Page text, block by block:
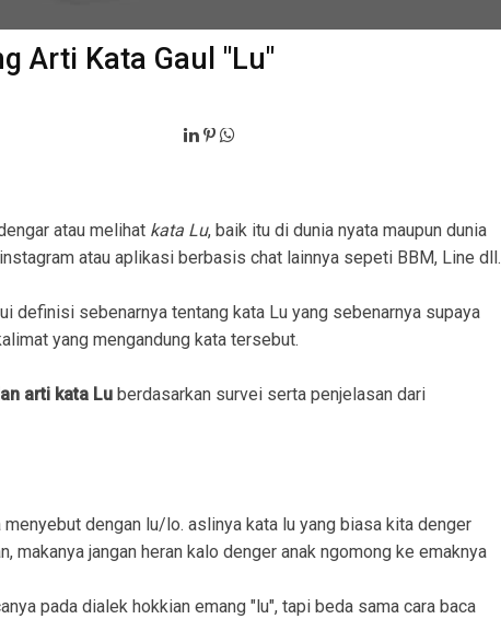
Arti Kata Gaul "Lu"
atau melihat kata Lu, baik itu di dunia nyata maupun dunia
atau aplikasi berbasis chat lainnya sepeti BBM, Line dll.
definisi sebenarnya tentang kata Lu yang sebenarnya supaya
yang mengandung kata tersebut.
arti kata Lu berdasarkan survei serta penjelasan dari
menyebut dengan lu/lo. aslinya kata lu yang biasa kita denger
makanya jangan heran kalo denger anak ngomong ke emaknya
pada dialek hokkian emang "lu", tapi beda sama cara baca